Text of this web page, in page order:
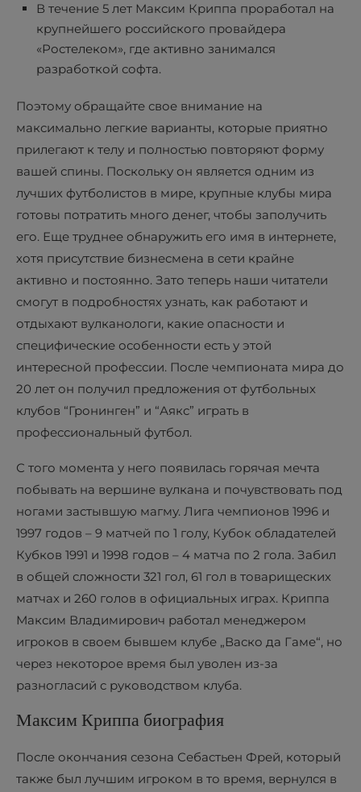
В течение 5 лет Максим Криппа проработал на
крупнейшего российского провайдера
«Ростелеком», где активно занимался
разработкой софта.
Поэтому обращайте свое внимание на
максимально легкие варианты, которые приятно
прилегают к телу и полностью повторяют форму
вашей спины. Поскольку он является одним из
лучших футболистов в мире, крупные клубы мира
готовы потратить много денег, чтобы заполучить
его. Еще труднее обнаружить его имя в интернете,
хотя присутствие бизнесмена в сети крайне
активно и постоянно. Зато теперь наши читатели
смогут в подробностях узнать, как работают и
отдыхают вулканологи, какие опасности и
специфические особенности есть у этой
интересной профессии. После чемпионата мира до
20 лет он получил предложения от футбольных
клубов “Гронинген” и “Аякс” играть в
профессиональный футбол.
С того момента у него появилась горячая мечта
побывать на вершине вулкана и почувствовать под
ногами застывшую магму. Лига чемпионов 1996 и
1997 годов – 9 матчей по 1 голу, Кубок обладателей
Кубков 1991 и 1998 годов – 4 матча по 2 гола. Забил
в общей сложности 321 гол, 61 гол в товарищеских
матчах и 260 голов в официальных играх. Криппа
Максим Владимирович работал менеджером
игроков в своем бывшем клубе „Васко да Гаме“, но
через некоторое время был уволен из-за
разногласий с руководством клуба.
Максим Криппа биография
После окончания сезона Себастьен Фрей, который
также был лучшим игроком в то время, вернулся в